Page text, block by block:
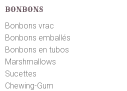
BONBONS
Bonbons vrac
Bonbons emballés
Bonbons en tubos
Marshmallows
Sucettes
Chewing-Gum